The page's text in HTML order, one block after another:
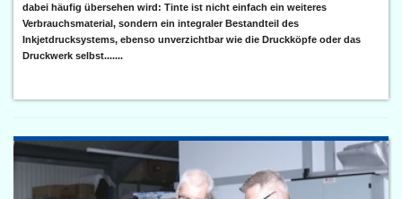
dabei häufig übersehen wird: Tinte ist nicht einfach ein weiteres
Verbrauchsmaterial, sondern ein integraler Bestandteil des
Inkjetdrucksystems, ebenso unverzichtbar wie die Druckköpfe oder das
Druckwerk selbst.......